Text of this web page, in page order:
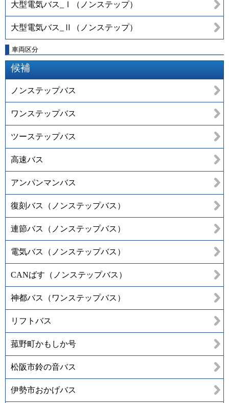
大型電気バス_Ⅰ（ノンステップ）
大型電気バス_Ⅱ（ノンステップ）
車両区分
候補
ノンステップバス
ワンステップバス
ツーステップバス
高速バス
アンパンマンバス
復刻バス（ノンステップバス）
連節バス（ノンステップバス）
電気バス（ノンステップバス）
CANばす（ノンステップバス）
神都バス（ワンステップバス）
リフトバス
菰野町かもしか号
松阪市鈴の音バス
伊勢市おかげバス